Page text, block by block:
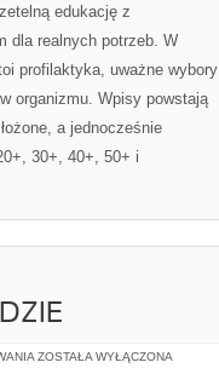
edukację z
dla realnych potrzeb. W
profilaktyka, uważne wybory
organizmu. Wpisy powstają
a jednocześnie
30+, 40+, 50+ i
ROŚLINY
ZOSTAŁA WYŁĄCZONA